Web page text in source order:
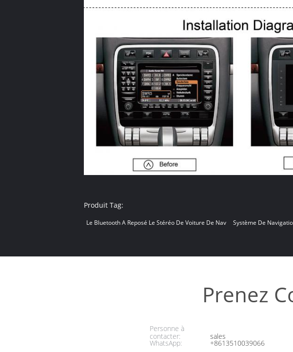
Produit Tag:
Le Bluetooth A Reposé Le Stéréo De Voiture De Nav Système De
Prenez
Personne à
contacter:
sales
WhatsApp: +8613510039066